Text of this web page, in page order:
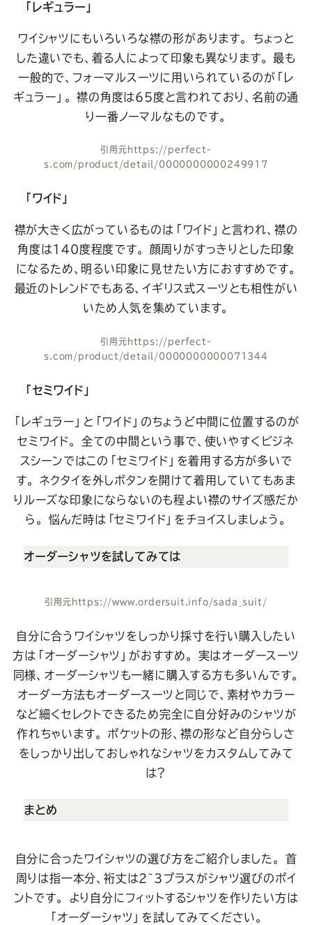
「レギュラー」
ワイシャツにもいろいろな襟の形があります。 ちょっと
した違いでも、着る人によって印象も異なります。最も
一般的で、フォーマルスーツに用いられているのが「レ
ギュラー」。襟の角度は65度と言われており、名前の通
り一番ノーマルなものです。
引用元 https://perfect-
s.com/product/detail/0000000000249917
「ワイド」
襟が大きく広がっているものは「ワイド」と言われ、襟の
角度は140度程度です。 顔周りがすっきりとした印象
になるため、明るい印象に見せたい方におすすめです。
最近のトレンドでもある、イギリス式スーツとも相性がい
いため人気を集めています。
引用元 https://perfect-
s.com/product/detail/0000000000071344
「セミワイド」
「レギュラー」と「ワイド」のちょうど中間に位置するのが
セミワイド。 全ての中間という事で、使いやすくビジネ
スシーンではこの「セミワイド」を着用する方が多いで
す。 ネクタイを外しボタンを開けて着用していてもあま
りルーズな印象にならないのも程よい襟のサイズ感だか
ら。 悩んだ時は「セミワイド」をチョイスしましょう。
オーダーシャツを試してみては
引用元 https://www.ordersuit.info/sada_suit/
自分に合うワイシャツをしっかり採寸を行い購入したい
方は「オーダーシャツ」がおすすめ。 実はオーダースーツ
同様、オーダーシャツも一緒に購入する方も多いんです。
オーダー方法もオーダースーツと同じで、素材やカラー
など細くセレクトできるため完全に自分好みのシャツが
作れちゃいます。 ポケットの形、襟の形など自分らしさ
をしっかり出しておしゃれなシャツをカスタムしてみて
は？
まとめ
自分に合ったワイシャツの選び方をご紹介しました。 首
周りは指一本分、裄丈は2~3プラスがシャツ選びのポイ
ントです。
より自分にフィットするシャツを作りたい方は
「オーダーシャツ」を試してみてください。